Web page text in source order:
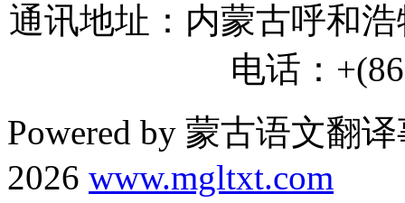
通讯地址：内蒙古呼和
电话：
Powered by 蒙古语文翻
2026 www.mgltxt.com